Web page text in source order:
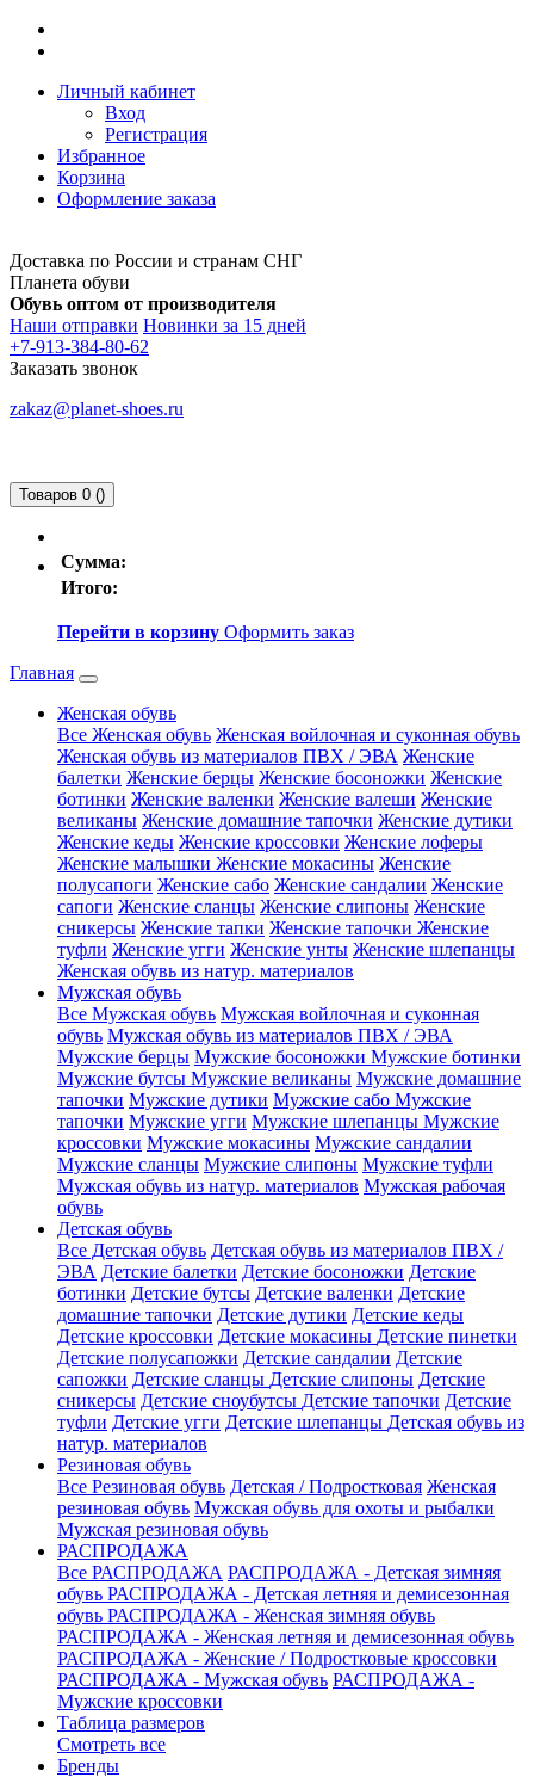
Личный кабинет
Вход
Регистрация
Избранное
Корзина
Оформление заказа
Доставка по России и странам СНГ
Планета обуви
Обувь оптом от производителя
Наши отправки Новинки за 15 дней
+7-913-384-80-62
Заказать звонок
zakaz@planet-shoes.ru
Товаров 0 ()
Сумма:
Итого:
Перейти в корзину Оформить заказ
Главная
Женская обувь
Все Женская обувь Женская войлочная и суконная обувь
Женская обувь из материалов ПВХ / ЭВА Женские
балетки Женские берцы Женские босоножки Женские
ботинки Женские валенки Женские валеши Женские
великаны Женские домашние тапочки Женские дутики
Женские кеды Женские кроссовки Женские лоферы
Женские малышки Женские мокасины Женские
полусапоги Женские сабо Женские сандалии Женские
сапоги Женские сланцы Женские слипоны Женские
сникерсы Женские тапки Женские тапочки Женские
туфли Женские угги Женские унты Женские шлепанцы
Женская обувь из натур. материалов
Мужская обувь
Все Мужская обувь Мужская войлочная и суконная
обувь Мужская обувь из материалов ПВХ / ЭВА
Мужские берцы Мужские босоножки Мужские ботинки
Мужские бутсы Мужские великаны Мужские домашние
тапочки Мужские дутики Мужские сабо Мужские
тапочки Мужские угги Мужские шлепанцы Мужские
кроссовки Мужские мокасины Мужские сандалии
Мужские сланцы Мужские слипоны Мужские туфли
Мужская обувь из натур. материалов Мужская рабочая
обувь
Детская обувь
Все Детская обувь Детская обувь из материалов ПВХ /
ЭВА Детские балетки Детские босоножки Детские
ботинки Детские бутсы Детские валенки Детские
домашние тапочки Детские дутики Детские кеды
Детские кроссовки Детские мокасины Детские пинетки
Детские полусапожки Детские сандалии Детские
сапожки Детские сланцы Детские слипоны Детские
сникерсы Детские сноубутсы Детские тапочки Детские
туфли Детские угги Детские шлепанцы Детская обувь из
натур. материалов
Резиновая обувь
Все Резиновая обувь Детская / Подростковая Женская
резиновая обувь Мужская обувь для охоты и рыбалки
Мужская резиновая обувь
РАСПРОДАЖА
Все РАСПРОДАЖА РАСПРОДАЖА - Детская зимняя
обувь РАСПРОДАЖА - Детская летняя и демисезонная
обувь РАСПРОДАЖА - Женская зимняя обувь
РАСПРОДАЖА - Женская летняя и демисезонная обувь
РАСПРОДАЖА - Женские / Подростковые кроссовки
РАСПРОДАЖА - Мужская обувь РАСПРОДАЖА -
Мужские кроссовки
Таблица размеров
Смотреть все
Бренды